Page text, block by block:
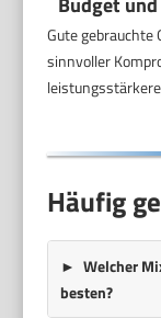
Gute gebrauchte
sinnvoller
Häufig
Welcher
besten?